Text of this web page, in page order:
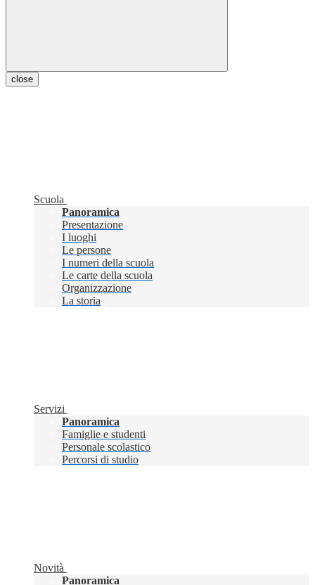
close
Scuola
Panoramica
Presentazione
I luoghi
Le persone
I numeri della scuola
Le carte della scuola
Organizzazione
La storia
Servizi
Panoramica
Famiglie e studenti
Personale scolastico
Percorsi di studio
Novità
Panoramica